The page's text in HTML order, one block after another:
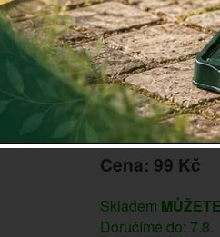
Záruka: 2 roky
Kód:dek9338
Další parametry
Cena: 99 Kč
Skladem
Doručíme do: 7.8.